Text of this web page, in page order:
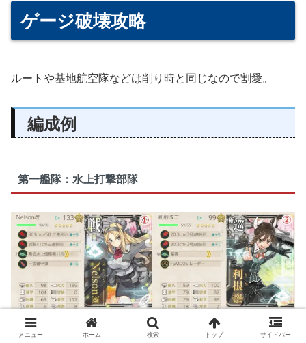
ゲージ破壊攻略
ルートや基地航空隊などは削り時と同じなので割愛。
編成例
第一艦隊：水上打撃部隊
メニュー ホーム 検索 トップ サイドバー